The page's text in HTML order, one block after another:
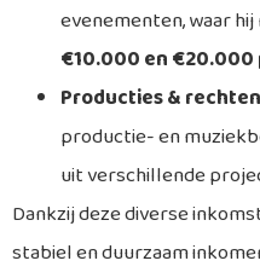
evenementen, waar
€10.000 en
Producties &
productie- en
uit verschillende
Dankzij deze diverse
stabiel en duurzaam